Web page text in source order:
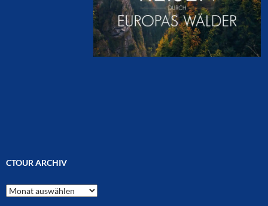
CTOUR ARCHIV
CTOUR
Archiv